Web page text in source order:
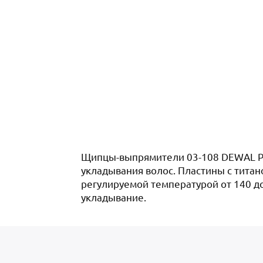
Щипцы-выпрямители 03-108 DEWAL
укладывания волос. Пластины с
регулируемой температурой от 140
укладывание.